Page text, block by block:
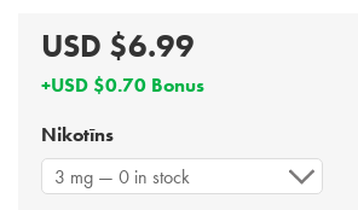
USD $6.99
+USD $0.70 Bonus
Nikotīns
3 mg — 0 in stock